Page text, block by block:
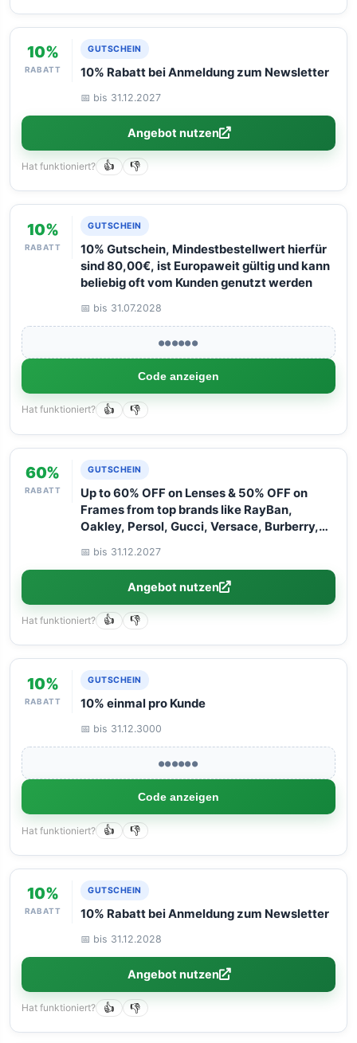
10%
RABATT
GUTSCHEIN
10% Rabatt bei Anmeldung zum Newsletter
📅 bis 31.12.2027
Angebot nutzen
Hat funktioniert? 👍 👎
10%
RABATT
GUTSCHEIN
10% Gutschein, Mindestbestellwert hierfür
sind 80,00€, ist Europaweit gültig und kann
beliebig oft vom Kunden genutzt werden
📅 bis 31.07.2028
●●●●●●
Code anzeigen
Hat funktioniert? 👍 👎
60%
RABATT
GUTSCHEIN
Up to 60% OFF on Lenses & 50% OFF on
Frames from top brands like RayBan,
Oakley, Persol, Gucci, Versace, Burberry,
miss out!
📅 bis 31.12.2027
Angebot nutzen
Hat funktioniert? 👍 👎
10%
RABATT
GUTSCHEIN
10% einmal pro Kunde
📅 bis 31.12.3000
●●●●●●
Code anzeigen
Hat funktioniert? 👍 👎
10%
RABATT
GUTSCHEIN
10% Rabatt bei Anmeldung zum Newsletter
📅 bis 31.12.2028
Angebot nutzen
Hat funktioniert? 👍 👎